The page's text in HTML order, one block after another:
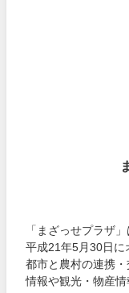
「まざっせプラザ
平成21年5月30日に
都市と農村の連携
情報や観光・物産情